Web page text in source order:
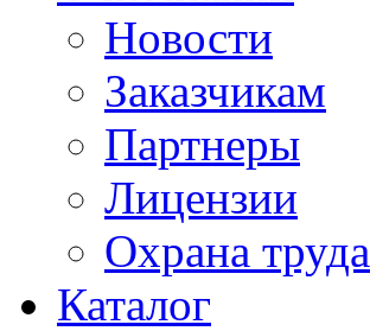
Новости
Заказчикам
Партнеры
Лицензии
Охрана труда
Каталог